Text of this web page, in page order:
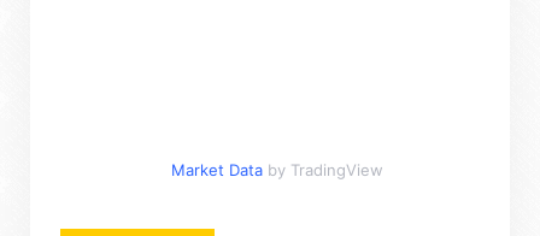
Market Data by TradingView